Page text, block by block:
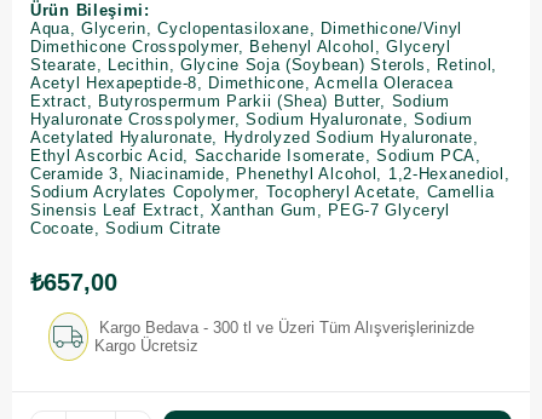
Ürün Bileşimi:
Aqua, Glycerin, Cyclopentasiloxane, Dimethicone/Vinyl
Dimethicone Crosspolymer, Behenyl Alcohol, Glyceryl
Stearate, Lecithin, Glycine Soja (Soybean) Sterols, Retinol,
Acetyl Hexapeptide-8, Dimethicone, Acmella Oleracea
Extract, Butyrospermum Parkii (Shea) Butter, Sodium
Hyaluronate Crosspolymer, Sodium Hyaluronate, Sodium
Acetylated Hyaluronate, Hydrolyzed Sodium Hyaluronate,
Ethyl Ascorbic Acid, Saccharide Isomerate, Sodium PCA,
Ceramide 3, Niacinamide, Phenethyl Alcohol, 1,2-Hexanediol,
Sodium Acrylates Copolymer, Tocopheryl Acetate, Camellia
Sinensis Leaf Extract, Xanthan Gum, PEG-7 Glyceryl
Cocoate, Sodium Citrate
₺657,00
Kargo Bedava - 300 tl ve Üzeri Tüm Alışverişlerinizde
Kargo Ücretsiz